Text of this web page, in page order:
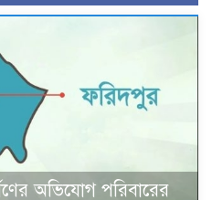
অভিযোগ পরিবারের